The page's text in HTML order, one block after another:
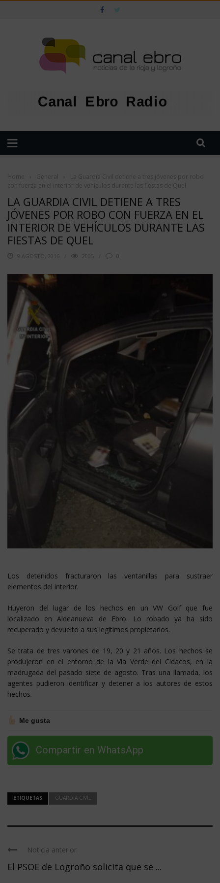
Home General
La Guardia Civil detiene a tres jóvenes por robo
con fuerza en el interior de vehículos durante las fiestas de Quel
LA GUARDIA CIVIL DETIENE A TRES
JÓVENES POR ROBO CON FUERZA EN EL
INTERIOR DE VEHÍCULOS DURANTE LAS
FIESTAS DE QUEL
9 AGOSTO, 2016 2005
Los detenidos fracturaron las ventanillas para sustraer
elementos del interior.
Huyeron del lugar de los hechos en un VW Golf que fue
localizado en Aldeanueva de Ebro. Lo robado ya ha sido
recuperado y devuelto a sus legítimos propietarios.
Se trata de tres varones de 19, 20 y 21 años. Los hechos se
produjeron en el entorno de la Vía Verde del Cidacos, en la
madrugada del pasado siete de agosto. Tras una llamada, los
agentes pudieron identificar y detener a los autores de estos
hechos.
Me gusta
Compartir en WhatsApp
ETIQUETAS GUARDIA CIVIL
Noticia anterior
El PSOE de Logroño solicita que se ...